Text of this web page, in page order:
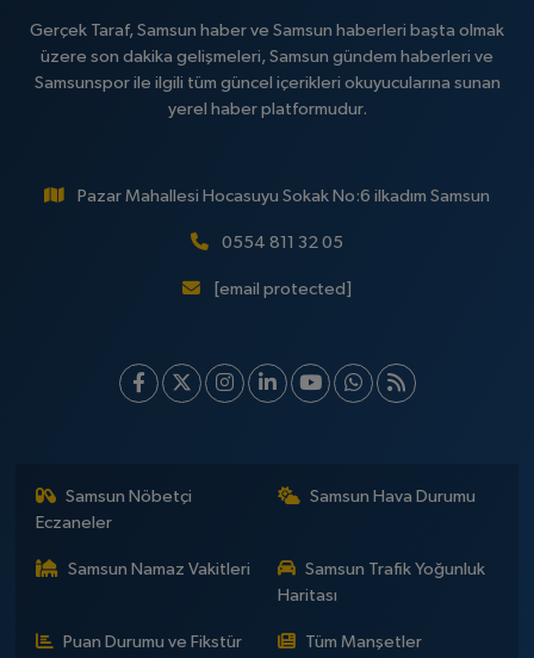
Gerçek Taraf, Samsun haber ve Samsun haberleri başta olmak
üzere son dakika gelişmeleri, Samsun gündem haberleri ve
Samsunspor ile ilgili tüm güncel içerikleri okuyucularına sunan
yerel haber platformudur.
Pazar Mahallesi Hocasuyu Sokak No:6 ilkadım Samsun
0554 811 32 05
[email protected]
Samsun Nöbetçi
Eczaneler
Samsun Hava Durumu
Samsun Namaz Vakitleri
Samsun Trafik Yoğunluk
Haritası
Puan Durumu ve Fikstür Tüm Manşetler